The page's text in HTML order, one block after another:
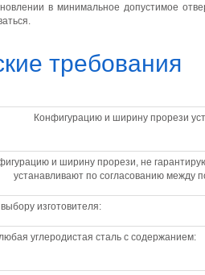
в минимальное допустимое
требования
Конфигурацию и ширину прорези
и ширину прорези, не
устанавливают по согласованию между
изготовителя:
углеродистая сталь с содержанием: